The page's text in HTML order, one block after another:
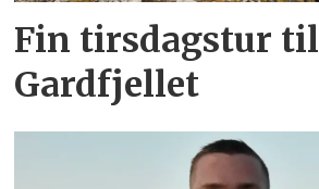
Fin tirsdagstur til
Gardfjellet